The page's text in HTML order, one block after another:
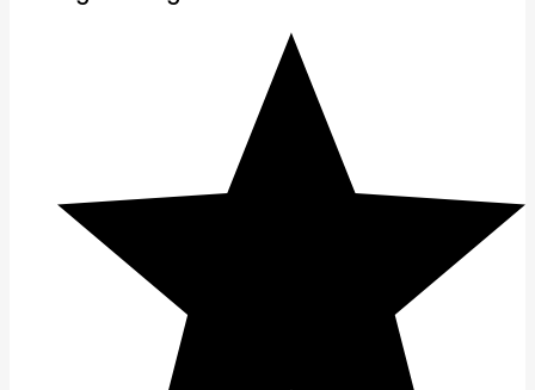
5.998.000 ₫